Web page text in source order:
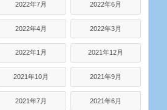
2022年7月 2022年6月
2022年4月 2022年3月
2022年1月 2021年12月
2021年10月 2021年9月
2021年7月 2021年6月